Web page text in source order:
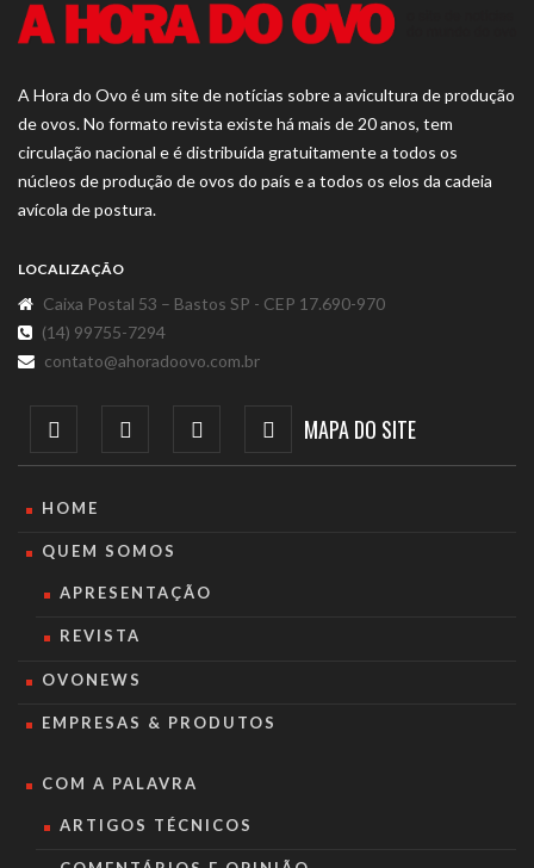
A Hora do Ovo é um site de notícias sobre a avicultura de produção
de ovos. No formato revista existe há mais de 20 anos, tem
circulação nacional e é distribuída gratuitamente a todos os
núcleos de produção de ovos do país e a todos os elos da cadeia
avícola de postura.
LOCALIZAÇÃO
Caixa Postal 53 – Bastos SP - CEP 17.690-970
(14) 99755-7294
contato@ahoradoovo.com.br
MAPA DO SITE
HOME
QUEM SOMOS
APRESENTAÇÃO
REVISTA
OVONEWS
EMPRESAS & PRODUTOS
COM A PALAVRA
ARTIGOS TÉCNICOS